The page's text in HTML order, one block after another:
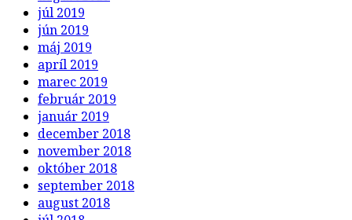
júl 2019
jún 2019
máj 2019
apríl 2019
marec 2019
február 2019
január 2019
december 2018
november 2018
október 2018
september 2018
august 2018